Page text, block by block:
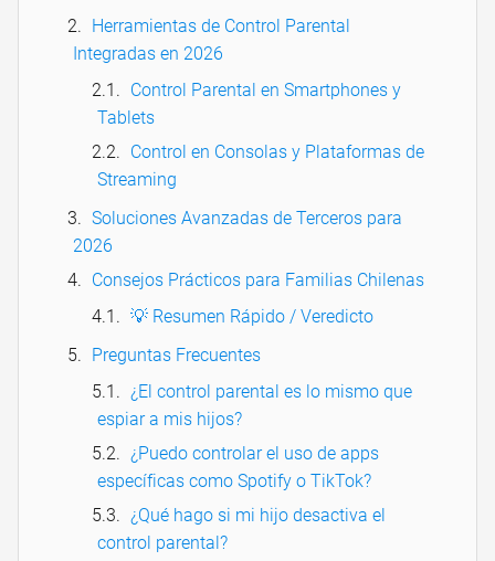
Herramientas de Control Parental
Integradas en 2026
Control Parental en Smartphones y
Tablets
Control en Consolas y Plataformas de
Streaming
Soluciones Avanzadas de Terceros para
2026
Consejos Prácticos para Familias Chilenas
💡 Resumen Rápido / Veredicto
Preguntas Frecuentes
¿El control parental es lo mismo que
espiar a mis hijos?
¿Puedo controlar el uso de apps
específicas como Spotify o TikTok?
¿Qué hago si mi hijo desactiva el
control parental?